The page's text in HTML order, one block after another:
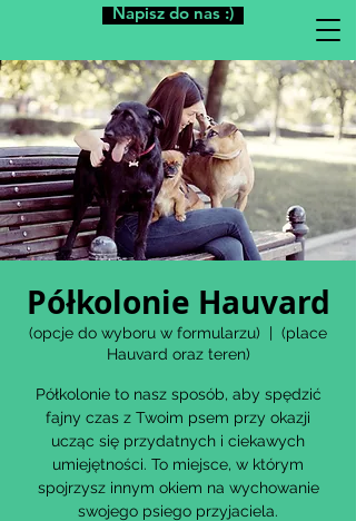
Napisz do nas :)
Półkolonie Hauvard
(opcje do wyboru w formularzu)
  |
(place
Hauvard oraz teren)
Półkolonie to nasz sposób, aby spędzić
fajny czas z Twoim psem przy okazji
ucząc się przydatnych i ciekawych
umiejętności. To miejsce, w którym
spojrzysz innym okiem na wychowanie
swojego psiego przyjaciela.